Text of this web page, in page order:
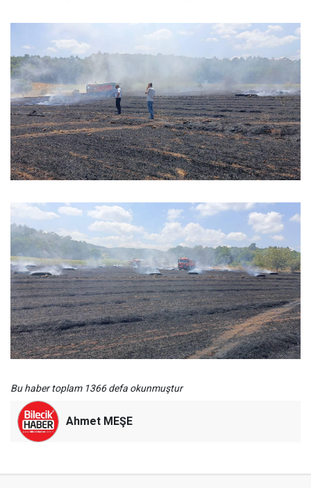
Bu haber toplam 1366 defa okunmuştur
Ahmet MEŞE